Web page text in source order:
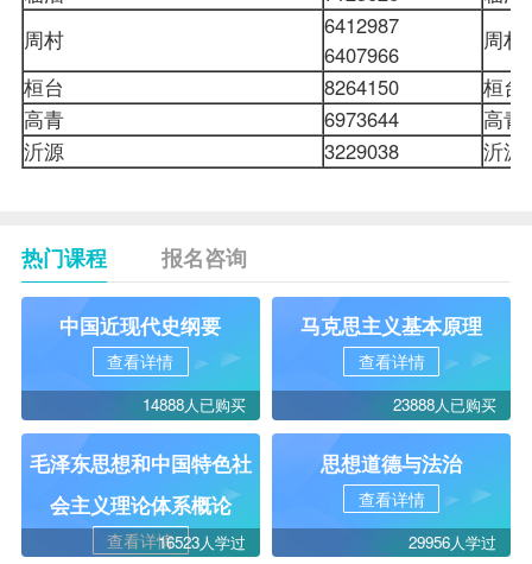
周村
6412987
6407966
周村
桓台
8264150
桓台
高青
6973644
高青
沂源
3229038 沂
热门课程 报名咨询
中国近现代史纲要
查看详情
14888人已购买
马克思主义基本原理
查看详情
23888人已购买
毛泽东思想和中国特色社
会主义理论体系概论
查看详情16523人学过
思想道德与法治
查看详情
29956人学过